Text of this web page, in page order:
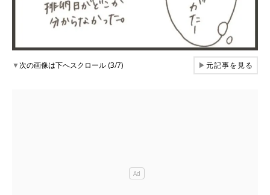
▼次の画像は下へスクロール (3/7) ▶元記事を見る